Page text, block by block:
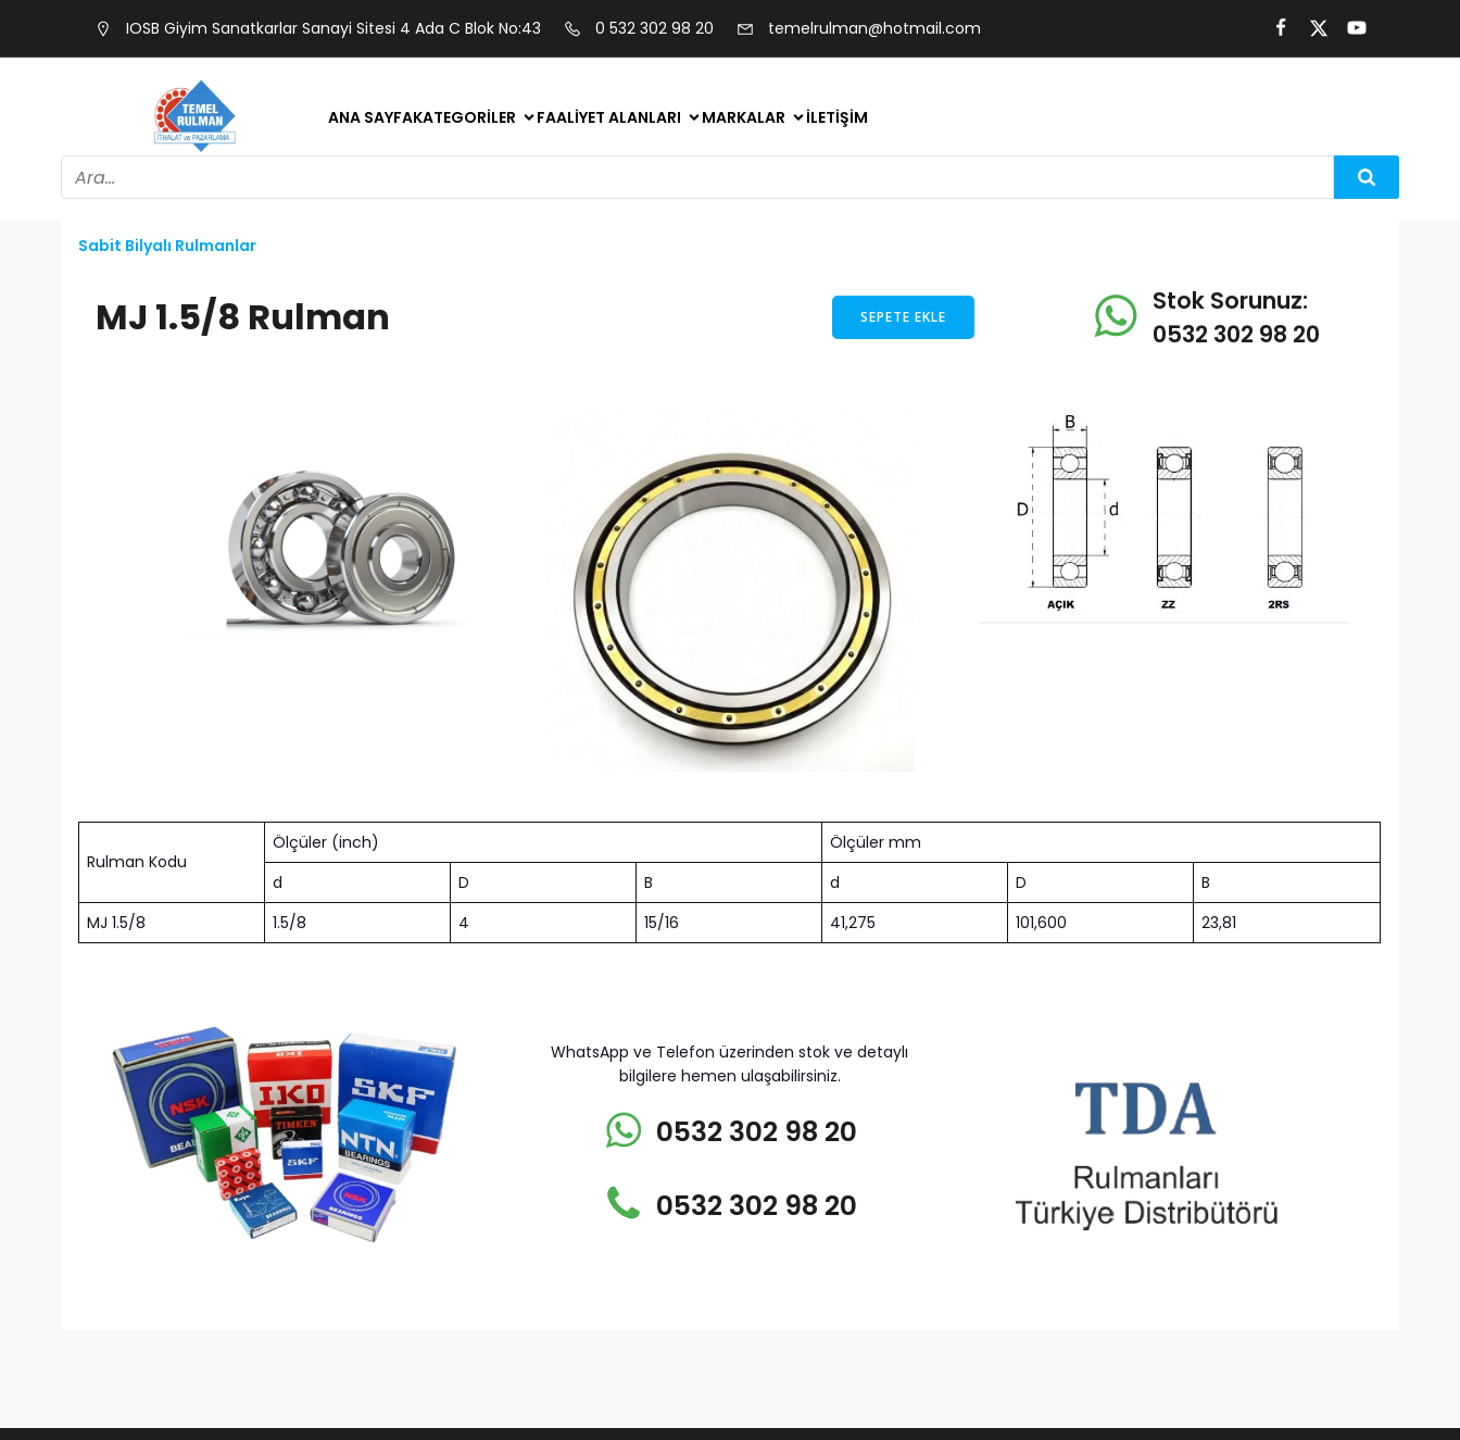
IOSB Giyim Sanatkarlar Sanayi Sitesi 4 Ada C Blok No:43 0 532 302 98 20 temelrulman@hotmail.com
ANA SAYFAKATEGORILER FAALIYET ALANLARI MARKALAR İLETIŞIM
Sabit Bilyalı Rulmanlar
MJ 1.5/8 Rulman SEPETE EKLE
Stok Sorunuz:
0532 302 98 20
Rulman Kodu
Ölçüler (inch)
Ölçüler mm
d
D B d D
B
MJ 1.5/8
1.5/8 4 15/16 41,275 101,600 23,81
WhatsApp ve Telefon üzerinden stok ve detaylı
bilgilere hemen ulaşabilirsiniz.
0532 302 98 20
0532 302 98 20